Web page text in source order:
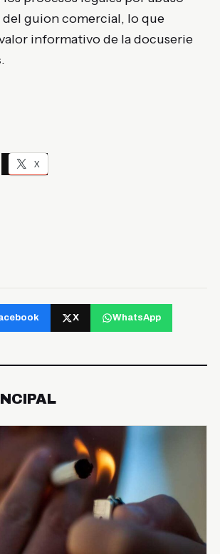
guion comercial, lo que
informativo de la docuserie
.
X
X WhatsApp